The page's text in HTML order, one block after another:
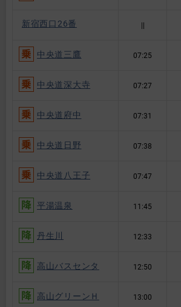
新宿西口26番
中央道三鷹
中央道深大寺
中央道府中
中央道日野
中央道八王子
平湯温泉
丹生川
高山バスセンタ
高山グリーンＨ
||
07:25
07:27
07:31
07:38
07:47
11:45
12:33
12:50
13:00